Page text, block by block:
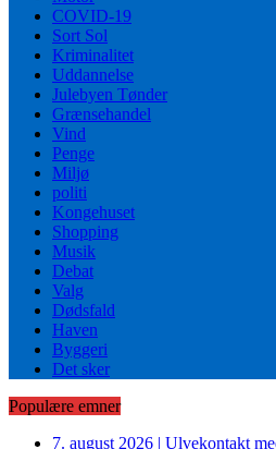
COVID-19
Sort Sol
Kriminalitet
Uddannelse
Julebyen Tønder
Grænsehandel
Vind
Penge
Miljø
politi
Kongehuset
Shopping
Musik
Debat
Valg
Dødsfald
Haven
Byggeri
Det sker
Populære emner
7. august 2026 | Ulvekontakt